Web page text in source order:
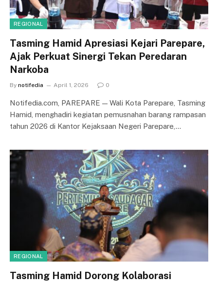
REGIONAL
Tasming Hamid Apresiasi Kejari Parepare,
Ajak Perkuat Sinergi Tekan Peredaran
Narkoba
By notifedia April 1, 2026 0
Notifedia.com, PAREPARE — Wali Kota Parepare, Tasming
Hamid, menghadiri kegiatan pemusnahan barang rampasan
tahun 2026 di Kantor Kejaksaan Negeri Parepare,…
REGIONAL
Tasming Hamid Dorong Kolaborasi